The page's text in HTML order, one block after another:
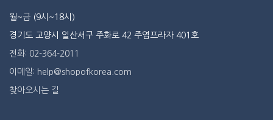
월~금 (9시~18시)
경기도 고양시 일산서구 주화로 42 주엽프라자 401호
전화: 02-364-2011
이메일: help@shopofkorea.com
찾아오시는 길